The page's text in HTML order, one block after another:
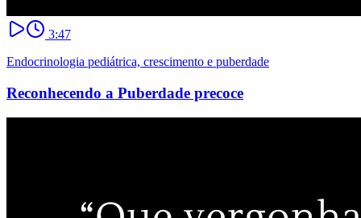
3:47
Endocrinologia pediátrica, crescimento e puberdade
Reconhecendo a Puberdade precoce